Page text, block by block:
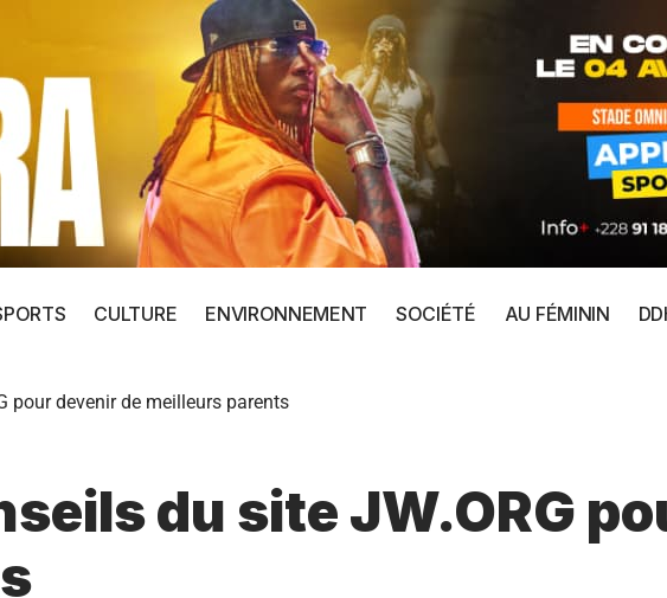
CULTURE ENVIRONNEMENT SOCIÉTÉ AU FÉMININ
pour devenir de meilleurs parents
du site JW.ORG